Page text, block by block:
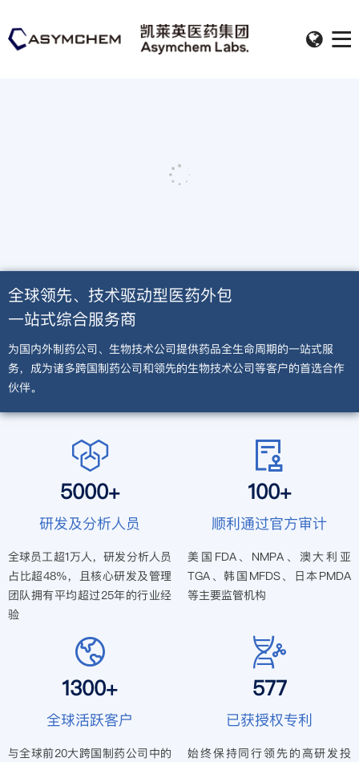
全球领先、技术驱动型医药外包
一站式综合服务商
为国内外制药公司、生物技术公司提供药品全生命周期的一站式服
务，成为诸多跨国制药公司和领先的生物技术公司等客户的首选合作
伙伴。
5000+
研发及分析人员
全球员工超1万人，研发分析人员
占比超48%，且核心研发及 管理
团队拥有平均超过25年的行业经
验
100+
顺利通过官方审计
美国FDA、NMPA、澳大利亚
TGA、韩国MFDS、日本PMDA
等主要监管机构
1300+
全球活跃客户
与全球前20大跨国制药公司中的
577
已获授权专利
始终保持同行领先的高研发投